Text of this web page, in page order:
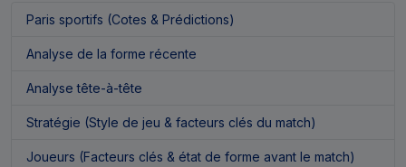
Paris sportifs (Cotes & Prédictions)
Analyse de la forme récente
Analyse tête-à-tête
Stratégie (Style de jeu & facteurs clés du match)
Joueurs (Facteurs clés & état de forme avant le match)